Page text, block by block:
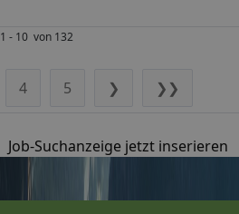
1 - 10 von 132
4 5 ❯ ❯❯
Job-Suchanzeige jetzt inserieren